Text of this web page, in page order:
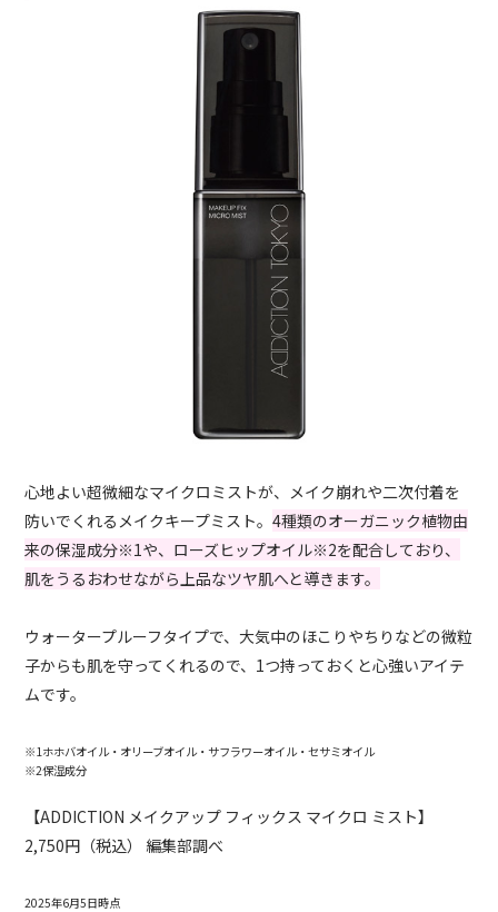
心地よい超微細なマイクロミストが、メイク崩れや二次付着を
防いでくれるメイクキープミスト。4種類のオーガニック植物由
来の保湿成分※1や、ローズヒップオイル※2を配合しており、
肌をうるおわせながら上品なツヤ肌へと導きます。
ウォータープルーフタイプで、大気中のほこりやちりなどの微粒
子からも肌を守ってくれるので、1つ持っておくと心強いアイテ
ムです。
※1ホホバオイル・オリーブオイル・サフラワーオイル・セサミオイル
※2保湿成分
【ADDICTION メイクアップ フィックス マイクロ ミスト】
2,750円（税込） 編集部調べ
2025年6月5日時点